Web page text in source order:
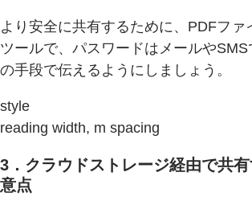
より安全に共有するために、PDFファ
ツールで、パスワードはメールやSMS
の手段で伝えるようにしましょう。
style
reading width, m spacing
3．クラウドストレージ経由で共
意点